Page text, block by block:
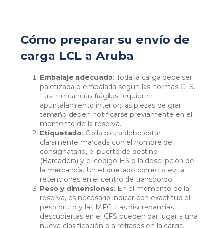
Cómo preparar su envío de
carga LCL a Aruba
Embalaje adecuado: Toda la carga debe ser
paletizada o embalada según las normas CFS.
Las mercancías frágiles requieren
apuntalamiento interior; las piezas de gran
tamaño deben notificarse previamente en el
momento de la reserva.
Etiquetado: Cada pieza debe estar
claramente marcada con el nombre del
consignatario, el puerto de destino
(Barcadera) y el código HS o la descripción de
la mercancía. Un etiquetado correcto evita
retenciones en el centro de transbordo.
Peso y dimensiones: En el momento de la
reserva, es necesario indicar con exactitud el
peso bruto y las MFC. Las discrepancias
descubiertas en el CFS pueden dar lugar a una
nueva clasificación o a retrasos en la carga.